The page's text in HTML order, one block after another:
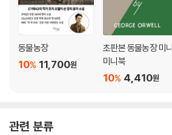
동물농장
11,700원
10%
초판본 동물농장 미니
미니북
4,410원
10%
관련 분류